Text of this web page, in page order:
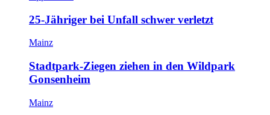
25-Jähriger bei Unfall schwer verletzt
Mainz
Stadtpark-Ziegen ziehen in den Wildpark
Gonsenheim
Mainz